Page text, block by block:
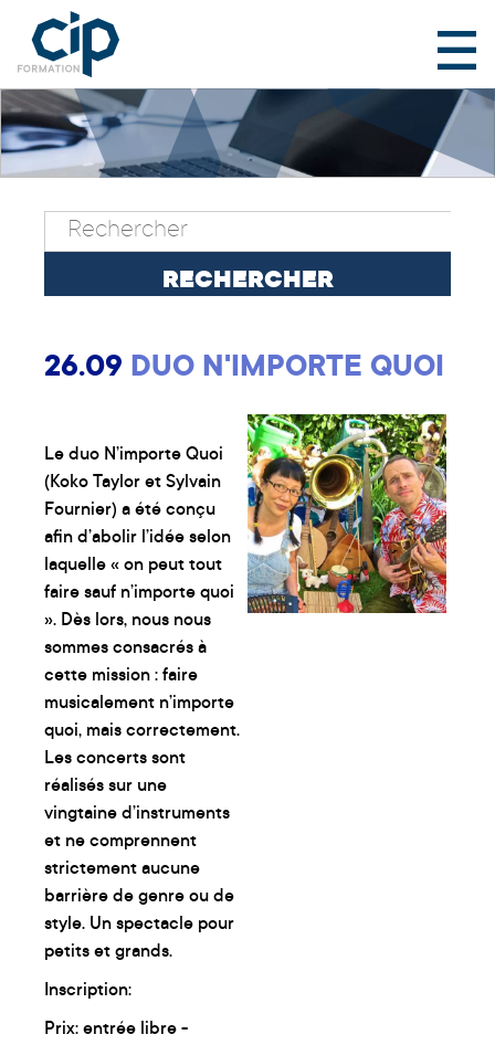
26.09 DUO N'IMPORTE QUOI
Le duo N’importe Quoi
(Koko Taylor et Sylvain
Fournier) a été conçu
afin d’abolir l’idée selon
laquelle « on peut tout
faire sauf n’importe quoi
». Dès lors, nous nous
sommes consacrés à
cette mission : faire
musicalement n’importe
quoi, mais correctement.
Les concerts sont
réalisés sur une
vingtaine d’instruments
et ne comprennent
strictement aucune
barrière de genre ou de
style. Un spectacle pour
petits et grands.
Inscription:
Prix: entrée libre -